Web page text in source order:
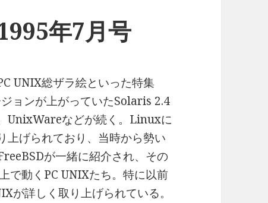
年7月号
UNIX総ザラ絵といった特集
ョンが上がっていたSolaris 2.4
UnixWareなどが続く。Linuxに
上げられており、当時から勢い
が一緒に紹介され、その
で動くPC UNIXたち。特に以前
が詳しく取り上げられている。